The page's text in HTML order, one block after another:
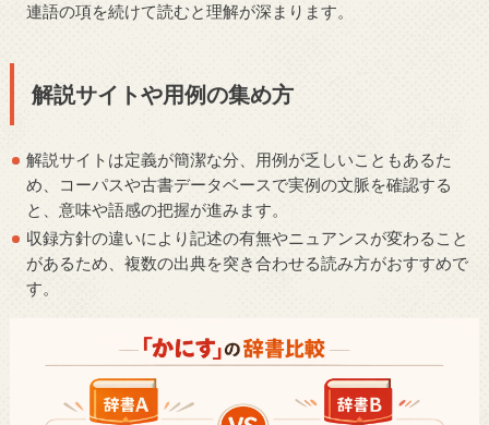
連語の項を続けて読むと理解が深まります。
解説サイトや用例の集め方
解説サイトは定義が簡潔な分、用例が乏しいこともあるた
め、コーパスや古書データベースで実例の文脈を確認する
と、意味や語感の把握が進みます。
収録方針の違いにより記述の有無やニュアンスが変わること
があるため、複数の出典を突き合わせる読み方がおすすめで
す。